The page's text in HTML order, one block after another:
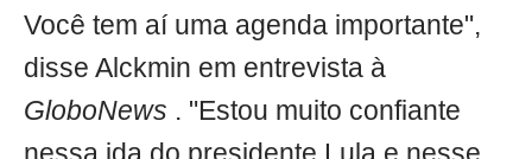
Você tem aí uma agenda importante",
disse Alckmin em entrevista à
GloboNews . "Estou muito confiante